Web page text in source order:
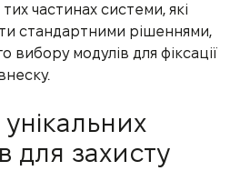
частинах системи, які
стандартними рішеннями,
вибору модулів для фіксації
для захисту